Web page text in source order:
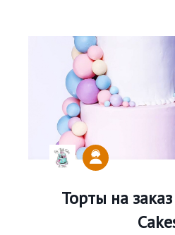
Торты на